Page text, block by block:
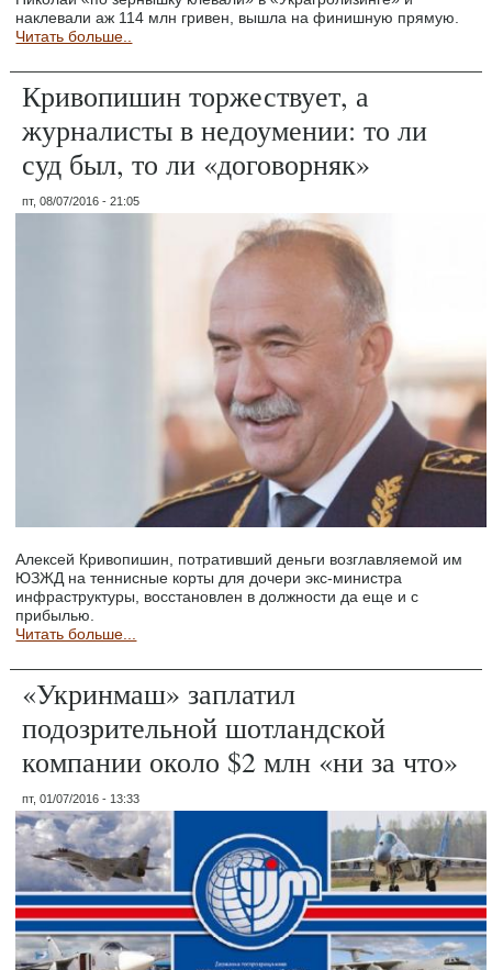
наклевали аж 114 млн гривен, вышла на финишную прямую.
Читать больше..
Кривопишин торжествует, а
журналисты в недоумении: то ли
суд был, то ли «договорняк»
пт, 08/07/2016 - 21:05
Алексей Кривопишин, потративший деньги возглавляемой им
ЮЗЖД на теннисные корты для дочери экс-министра
инфраструктуры, восстановлен в должности да еще и с
прибылью.
Читать больше...
«Укринмаш» заплатил
подозрительной шотландской
компании около $2 млн «ни за что»
пт, 01/07/2016 - 13:33